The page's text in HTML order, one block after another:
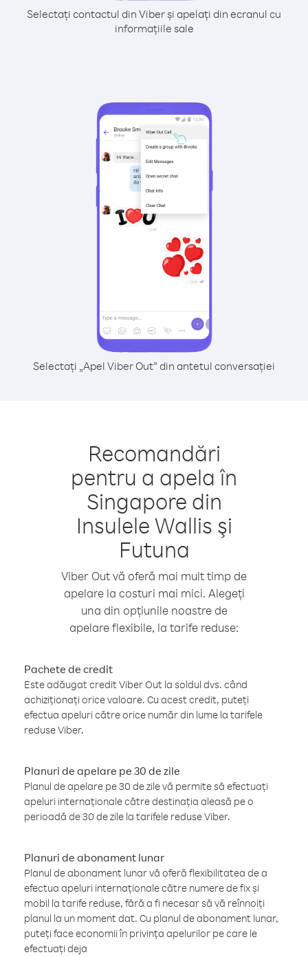
Selectați contactul din Viber și apelați din ecranul cu
informațiile sale
Selectați „Apel Viber Out” din antetul conversației
Recomandări
pentru a apela în
Singapore din
Insulele Wallis şi
Futuna
Viber Out vă oferă mai mult timp de
apelare la costuri mai mici. Alegeți
una din opțiunile noastre de
apelare flexibile, la tarife reduse:
Pachete de credit
Este adăugat credit Viber Out la soldul dvs. când
achiziționați orice valoare. Cu acest credit, puteți
efectua apeluri către orice număr din lume la tarifele
reduse Viber.
Planuri de apelare pe 30 de zile
Planul de apelare pe 30 de zile vă permite să efectuați
apeluri internaționale către destinația aleasă pe o
perioadă de 30 de zile la tarifele reduse Viber.
Planuri de abonament lunar
Planul de abonament lunar vă oferă flexibilitatea de a
efectua apeluri internaționale către numere de fix și
mobil la tarife reduse, fără a fi necesar să vă reînnoiți
planul la un moment dat. Cu planul de abonament lunar,
puteți face economii în privința apelurilor pe care le
efectuați deja